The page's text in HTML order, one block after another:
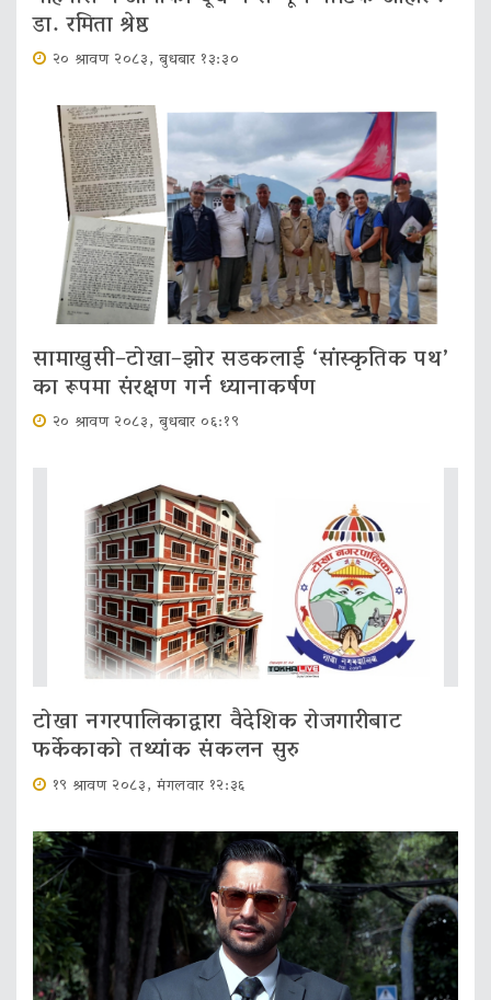
डा. रमिता श्रेष्ठ
२० श्रावण २०८३, बुधबार १३:३०
सामाखुसी–टोखा–झोर सडकलाई ‘सांस्कृतिक पथ’
का रूपमा संरक्षण गर्न ध्यानाकर्षण
२० श्रावण २०८३, बुधबार ०६:१९
टोखा नगरपालिकाद्वारा वैदेशिक रोजगारीबाट
फर्केकाको तथ्यांक संकलन सुरु
१९ श्रावण २०८३, मंगलवार १२:३६